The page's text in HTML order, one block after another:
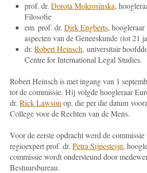
prof. dr. Dorota Mokrosinska,
Filosofie
em. prof. dr. Dirk Engberts,
aspecten van de Geneeskunde (tot 21
dr. Robert Heinsch, universitair
Centre for International Legal Studies.
Robert Heinsch is met ingang van 1
tot de commissie. Hij volgde hoogleraar
dr. Rick Lawson op, die per die datum
College voor de Rechten van de Mens.
Voor de eerste opdracht werd de
regioexpert prof. dr. Petra Sijpesteijn,
commissie wordt ondersteund door
Bestuursbureau.